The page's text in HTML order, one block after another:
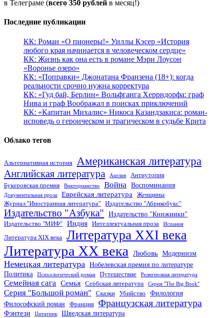
в Телеграме (всего 350 рублей в месяц!)
Последние публикации
КК: Роман «О пионеры!» Уиллы Кэсер «История
любого края начинается в человеческом сердце»
КК: Жизнь как она есть в романе Мэри Лоусон
«Воронье озеро»
КК: «Поправки» Джонатана Франзена (18+): когда
реальности срочно нужна корректура
КК: «Гуд бай, Берлин» Вольфганга Херрндорфа: граф
Нива и граф Воображал в поисках приключений
КК: «Капитан Михалис» Никоса Казандзакиса: роман-
исповедь о героическом и трагическом в судьбе Крита
Облако тегов
Альтернативная история Американская литература
Английская литература Англия
Антиутопия
Букеровская премия
Викторианство Война Воспоминания
Документальная проза Еврейская литература
Женщины
Журнал "Иностранная литература"
Издательство "Абрикобукс"
Издательство "Азбука" Издательство "Книжники"
Издательство "МИФ" Индия Интеллектуальная проза Испания
Литература XIX века Литература XXI века
Литература XX века Любовь Модернизм
Немецкая литература Нобелевская премия по литературе
Политика
Психологический роман Путешествие Религиозная литература
Семейная сага Семья Сербская литература Серия "The Big Book"
Серия "Большой роман" Сказки Убийство
Филология
Философский роман
Франция Французская литература
Фэнтези Цитатник Шведская литература